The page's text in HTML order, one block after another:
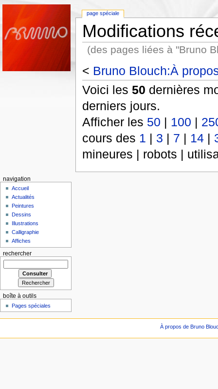
Modifications
(des pages liées à "Bruno
< Bruno Blouch:À
Voici les 50 dernières
derniers jours.
Afficher les 50 | 100 |
cours des 1 | 3 | 7 | 14|
mineures | robots |
page spéciale
navigation
Accueil
Actualités
Peintures
Dessins
Illustrations
Calligraphie
Affiches
rechercher
boîte à outils
Pages spéciales
À propos de Bruno